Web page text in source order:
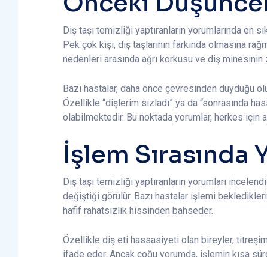
Diş taşı temizliği yaptıranların yorumlarında en
Pek çok kişi, diş taşlarının farkında olmasına
nedenleri arasında ağrı korkusu ve diş
Bazı hastalar, daha önce çevresinden duyduğu
Özellikle “dişlerim sızladı” ya da “sonrasında
olabilmektedir. Bu noktada yorumlar, herkes için
İşlem
Diş taşı temizliği yaptıranların yorumları
değiştiği görülür. Bazı hastalar işlemi
hafif rahatsızlık hissinden bahseder.
Özellikle diş eti hassasiyeti olan bireyler,
ifade eder. Ancak çoğu yorumda, işlemin kısa